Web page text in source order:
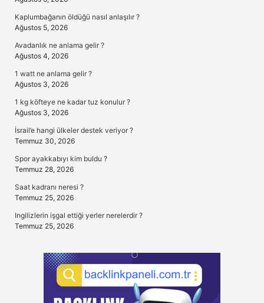
Kaplumbağanın öldüğü nasıl anlaşılır ?
Ağustos 5, 2026
Avadanlık ne anlama gelir ?
Ağustos 4, 2026
1 watt ne anlama gelir ?
Ağustos 3, 2026
1 kg köfteye ne kadar tuz konulur ?
Ağustos 3, 2026
İsrail’e hangi ülkeler destek veriyor ?
Temmuz 30, 2026
Spor ayakkabıyı kim buldu ?
Temmuz 28, 2026
Saat kadranı neresi ?
Temmuz 25, 2026
Ingilizlerin işgal ettiği yerler nerelerdir ?
Temmuz 25, 2026